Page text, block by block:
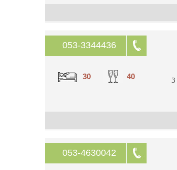
053-3344436
40
30
6 חדרי שינה מוקפדים במתחם הפנים של הוילה וכוללת 3
053-4630042